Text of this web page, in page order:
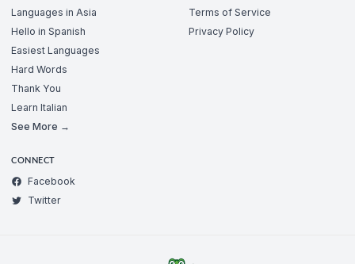
Languages in Asia
Hello in Spanish
Easiest Languages
Hard Words
Thank You
Learn Italian
See More →
Terms of Service
Privacy Policy
CONNECT
Facebook
Twitter